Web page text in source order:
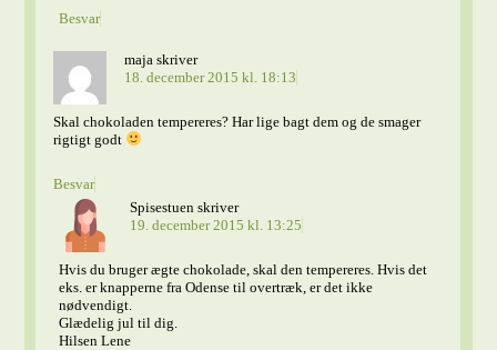
Besvar
maja skriver
18. december 2015 kl. 18:13
Skal chokoladen tempereres? Har lige bagt dem og de smager
rigtigt godt
Besvar
Spisestuen skriver
19. december 2015 kl. 13:25
Hvis du bruger ægte chokolade, skal den tempereres. Hvis det
eks. er knapperne fra Odense til overtræk, er det ikke
nødvendigt.
Glædelig jul til dig.
Hilsen Lene